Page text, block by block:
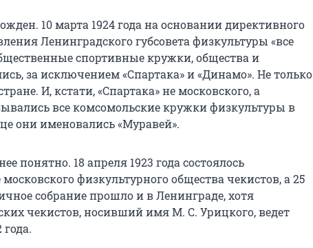
10 марта 1924 года на основании директивного
Ленинградского губсовета физкультуры «все
спортивные кружки, общества и
за исключением «Спартака» и «Динамо». Не только
И, кстати, «Спартака» не московского, а
все комсомольские кружки физкультуры в
они именовались «Муравей».
понятно. 18 апреля 1923 года состоялось
физкультурного общества чекистов, а 25
собрание прошло и в Ленинграде, хотя
чекистов, носивший имя М. С. Урицкого, ведет